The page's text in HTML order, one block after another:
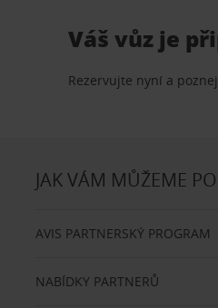
Váš vůz je
Rezervujte nyní a
JAK VÁM MŮŽEME
AVIS PARTNERSKÝ PROGRAM
NABÍDKY PARTNERŮ